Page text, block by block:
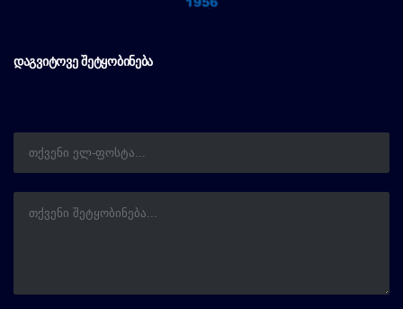
ᲓᲐᲒᲕᲘᲢᲝᲕᲔ ᲨᲔᲢᲧᲝᲑᲘᲜᲔᲑᲐ